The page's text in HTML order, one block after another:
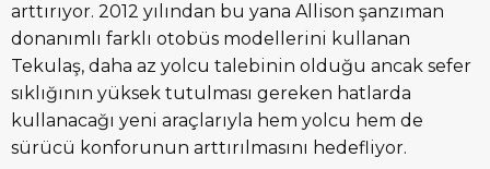
arttırıyor. 2012 yılından bu yana Allison şanzıman
donanımlı farklı otobüs modellerini kullanan
Tekulaş, daha az yolcu talebinin olduğu ancak sefer
sıklığının yüksek tutulması gereken hatlarda
kullanacağı yeni araçlarıyla hem yolcu hem de
sürücü konforunun arttırılmasını hedefliyor.